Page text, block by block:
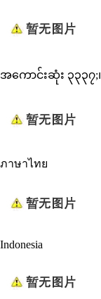
အကောင်းဆုံး ၃၃၃၇;၊
ภาษาไทย
Indonesia